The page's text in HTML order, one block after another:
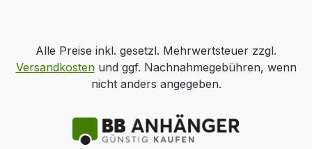
Alle Preise inkl. gesetzl. Mehrwertsteuer zzgl.
Versandkostenund ggf. Nachnahmegebühren, wenn
nicht anders angegeben.